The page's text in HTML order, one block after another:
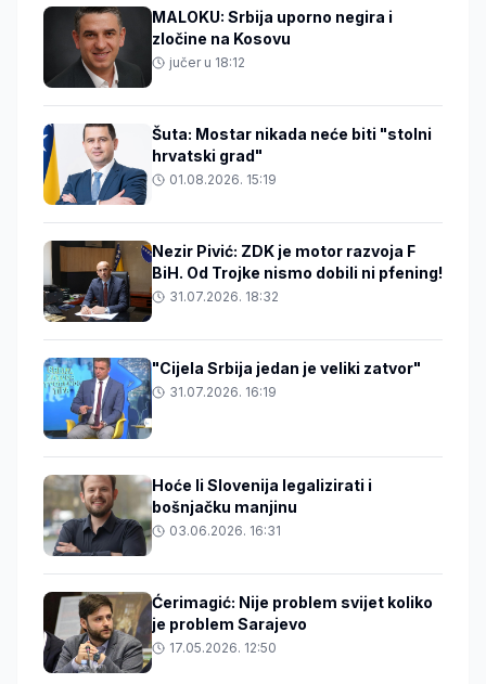
MALOKU: Srbija uporno negira i
zločine na Kosovu
jučer u 18:12
Šuta: Mostar nikada neće biti "stolni
hrvatski grad"
01.08.2026. 15:19
Nezir Pivić: ZDK je motor razvoja F
BiH. Od Trojke nismo dobili ni pfening!
31.07.2026. 18:32
"Cijela Srbija jedan je veliki zatvor"
31.07.2026. 16:19
Hoće li Slovenija legalizirati i
bošnjačku manjinu
03.06.2026. 16:31
Ćerimagić: Nije problem svijet koliko
je problem Sarajevo
17.05.2026. 12:50